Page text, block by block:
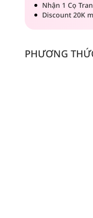
Nhận 1 Cọ
Discount 20K
PHƯƠNG